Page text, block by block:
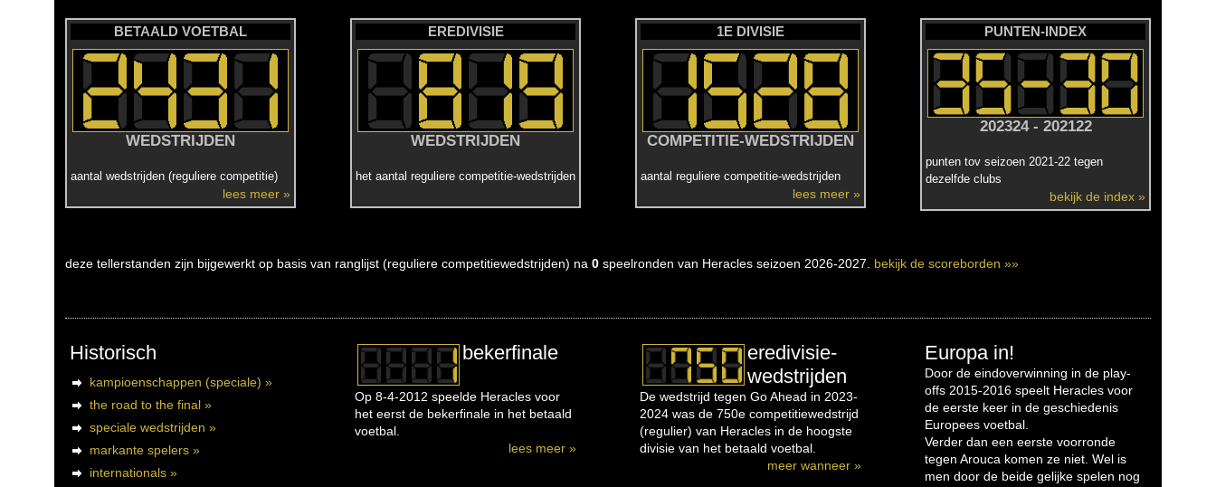
BETAALD VOETBAL
WEDSTRIJDEN
aantal wedstrijden (reguliere competitie)
lees meer »
EREDIVISIE
WEDSTRIJDEN
het aantal reguliere competitie-wedstrijden
1E DIVISIE
COMPETITIE-WEDSTRIJDEN
aantal reguliere competitie-wedstrijden
lees meer »
PUNTEN-INDEX
202324 - 202122
punten tov seizoen 2021-22 tegen
dezelfde clubs
bekijk de index »
deze tellerstanden zijn bijgewerkt op basis van ranglijst (reguliere competitiewedstrijden) na 0 speelronden van Heracles seizoen 2026-2027. bekijk de scoreborden »»
Historisch
kampioenschappen (speciale) »
the road to the final »
speciale wedstrijden »
markante spelers »
internationals »
bekerfinale
Op 8-4-2012 speelde Heracles voor
het eerst de bekerfinale in het betaald
voetbal.
lees meer »
eredivisie-
wedstrijden
De wedstrijd tegen Go Ahead in 2023-
2024 was de 750e competitiewedstrijd
(regulier) van Heracles in de hoogste
divisie van het betaald voetbal.
meer wanneer »
Europa in!
Door de eindoverwinning in de play-
offs 2015-2016 speelt Heracles voor
de eerste keer in de geschiedenis
Europees voetbal.
Verder dan een eerste voorronde
tegen Arouca komen ze niet. Wel is
men door de beide gelijke spelen nog